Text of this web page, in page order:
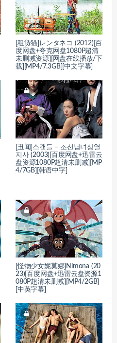
[租赁猫]レンタネコ (2012)[百
度网盘+夸克网盘1080P超清
未删减资源][网盘在线播放/下
载][MP4/7.3GB][中文字幕]
[丑闻]스캔들 – 조선남녀상열
지사 (2003)[百度网盘+迅雷云
盘资源1080P超清未删减][MP
4/7GB][韩语中字]
[怪物少女妮莫娜]Nimona (20
23)[百度网盘+迅雷云盘资源1
080P超清未删减][MP4/2GB]
[中英字幕]